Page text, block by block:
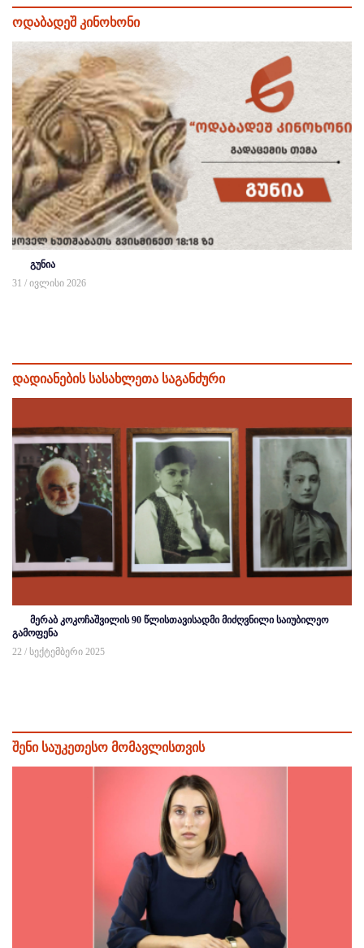
ოდაბადეშ კინოხონი
გუნია
31 / ივლისი 2026
დადიანების სასახლეთა საგანძური
მერაბ კოკოჩაშვილის 90 წლისთავისადმი მიძღვნილი საიუბილეო
გამოფენა
22 / სექტემბერი 2025
შენი საუკეთესო მომავლისთვის